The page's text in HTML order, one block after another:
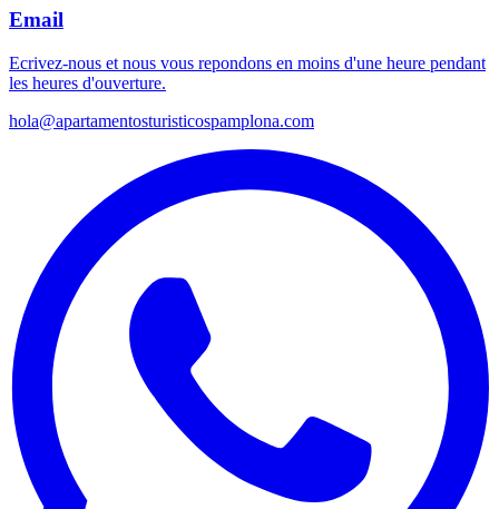
Email
Ecrivez-nous et nous vous repondons en moins d'une heure pendant
les heures d'ouverture.
hola@apartamentosturisticospamplona.com